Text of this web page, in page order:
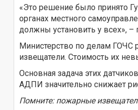
«Это решение было принято
органах местного
должны установить у всех», –
Министерство по делам ГОЧС
извещатели. Стоимость их
Основная задача этих
АДПИ значительно снижает
Помните: пожарные